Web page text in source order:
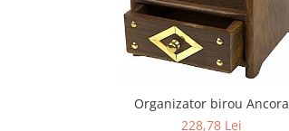
Organizator birou Ancora
228,78 Lei